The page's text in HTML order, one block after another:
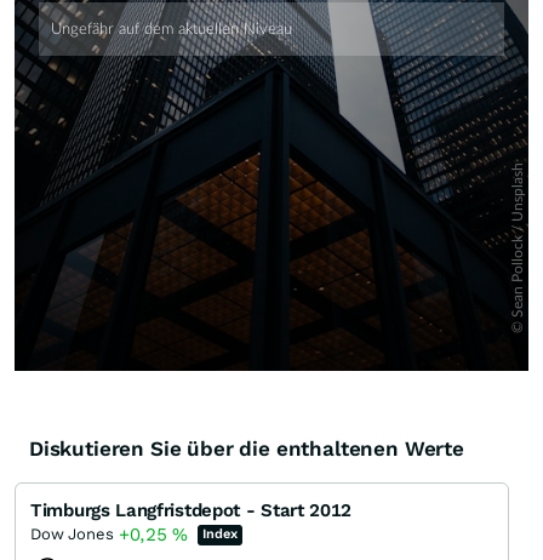
Diskutieren Sie über die enthaltenen Werte
Timburgs Langfristdepot - Start 2012
Dow Jones +0,25% Index